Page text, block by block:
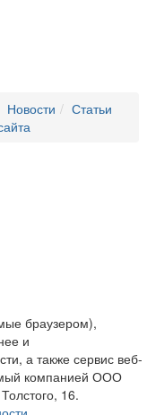
Новости
Статьи
браузером),
и
а также сервис веб-
компанией ООО
16.